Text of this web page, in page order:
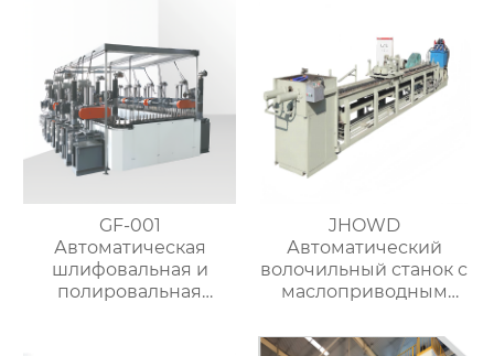
GF-001
Автоматическая
шлифовальная и
полировальная
JHOWD
Автоматический
волочильный станок с
маслоприводным
изоляции-2